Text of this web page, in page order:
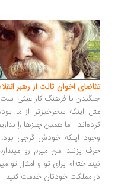
اخوان ثالث از رهبر انقلاب
با فرهنگ کار عبثی است... این
اینکه سحرخیزتر از ما
ما همین چیزها را نداریم. کسی
اینکه خودش گرجی بود،
بزنند...من میرم رو میندازم
برای تو و امثال تو میرم رو
مملکت خودتان خدمت کنید...